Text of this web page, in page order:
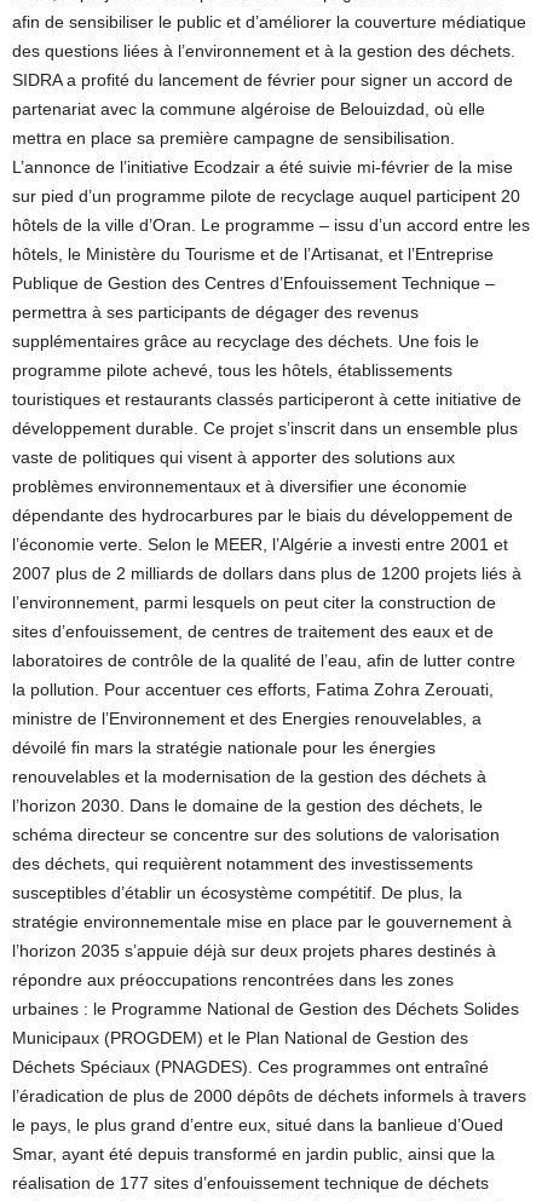
afin de sensibiliser le public et d’améliorer la couverture médiatique
des questions liées à l’environnement et à la gestion des déchets.
SIDRA a profité du lancement de février pour signer un accord de
partenariat avec la commune algéroise de Belouizdad, où elle
mettra en place sa première campagne de sensibilisation.
L’annonce de l’initiative Ecodzair a été suivie mi-février de la mise
sur pied d’un programme pilote de recyclage auquel participent 20
hôtels de la ville d’Oran. Le programme – issu d’un accord entre les
hôtels, le Ministère du Tourisme et de l’Artisanat, et l’Entreprise
Publique de Gestion des Centres d’Enfouissement Technique –
permettra à ses participants de dégager des revenus
supplémentaires grâce au recyclage des déchets. Une fois le
programme pilote achevé, tous les hôtels, établissements
touristiques et restaurants classés participeront à cette initiative de
développement durable. Ce projet s’inscrit dans un ensemble plus
vaste de politiques qui visent à apporter des solutions aux
problèmes environnementaux et à diversifier une économie
dépendante des hydrocarbures par le biais du développement de
l’économie verte. Selon le MEER, l’Algérie a investi entre 2001 et
2007 plus de 2 milliards de dollars dans plus de 1200 projets liés à
l’environnement, parmi lesquels on peut citer la construction de
sites d’enfouissement, de centres de traitement des eaux et de
laboratoires de contrôle de la qualité de l’eau, afin de lutter contre
la pollution. Pour accentuer ces efforts, Fatima Zohra Zerouati,
ministre de l’Environnement et des Energies renouvelables, a
dévoilé fin mars la stratégie nationale pour les énergies
renouvelables et la modernisation de la gestion des déchets à
l’horizon 2030. Dans le domaine de la gestion des déchets, le
schéma directeur se concentre sur des solutions de valorisation
des déchets, qui requièrent notamment des investissements
susceptibles d’établir un écosystème compétitif. De plus, la
stratégie environnementale mise en place par le gouvernement à
l’horizon 2035 s’appuie déjà sur deux projets phares destinés à
répondre aux préoccupations rencontrées dans les zones
urbaines : le Programme National de Gestion des Déchets Solides
Municipaux (PROGDEM) et le Plan National de Gestion des
Déchets Spéciaux (PNAGDES). Ces programmes ont entraîné
l’éradication de plus de 2000 dépôts de déchets informels à travers
le pays, le plus grand d’entre eux, situé dans la banlieue d’Oued
Smar, ayant été depuis transformé en jardin public, ainsi que la
réalisation de 177 sites d’enfouissement technique de déchets